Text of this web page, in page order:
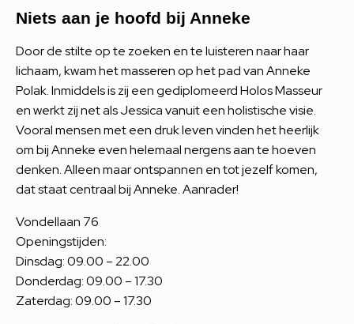
Niets aan je hoofd bij Anneke
Door de stilte op te zoeken en te luisteren naar haar
lichaam, kwam het masseren op het pad van Anneke
Polak. Inmiddels is zij een gediplomeerd Holos Masseur
en werkt zij net als Jessica vanuit een holistische visie.
Vooral mensen met een druk leven vinden het heerlijk
om bij Anneke even helemaal nergens aan te hoeven
denken. Alleen maar ontspannen en tot jezelf komen,
dat staat centraal bij Anneke. Aanrader!
Vondellaan 76
Openingstijden:
Dinsdag: 09.00 – 22.00
Donderdag: 09.00 – 17.30
Zaterdag: 09.00 – 17.30